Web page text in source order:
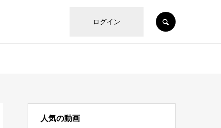
ログイン
人気の動画